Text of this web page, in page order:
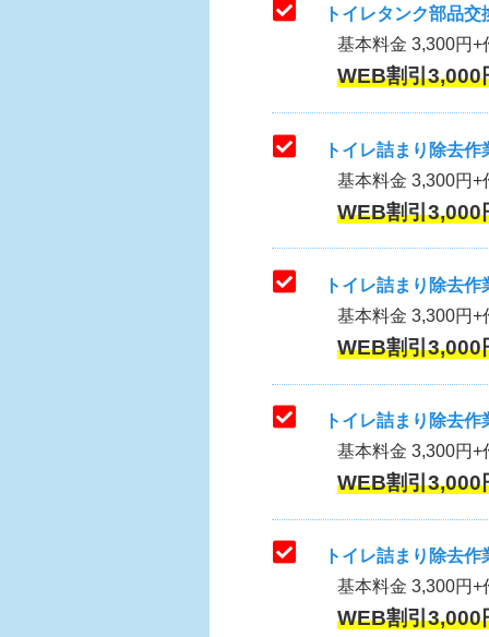
トイレタンク部品
基本料金 3,300円+
WEB割引
トイレ詰まり除去作
基本料金 3,300円+
WEB割引
トイレ詰まり除去
基本料金 3,300円+
WEB割引
トイレ詰まり除去
基本料金 3,300円+
WEB割引
トイレ詰まり除去
基本料金 3,300円+
WEB割引